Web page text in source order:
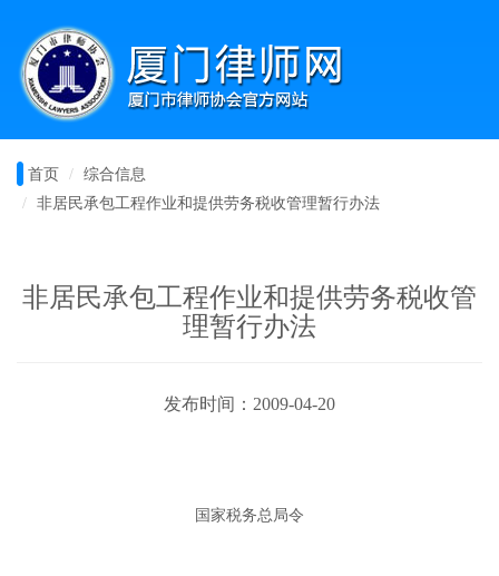
首页
综合信息
非居民承包工程作业和提供劳务税收管理暂行办法
非居民承包工程作业和提供劳务税收管
理暂行办法
发布时间：2009-04-20
国家税务总局令